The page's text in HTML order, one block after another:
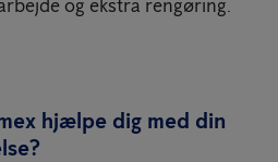
og ekstra rengøring.
hjælpe dig med din